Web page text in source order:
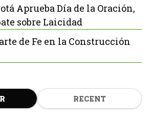
Aprueba Día de la Oración,
sobre Laicidad
de Fe en la Construcción
RECENT